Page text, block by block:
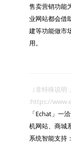
售卖营销功能
业网站都会借
建等功能做市
（非特殊说
:https://
「Echat」一
机网站、商城
系统智能支持